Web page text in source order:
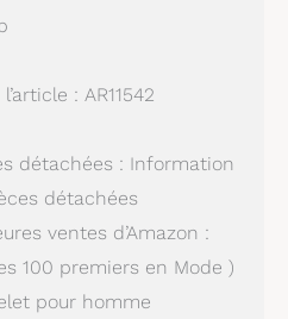
: AR11542
détachées : Information
détachées
ventes d’Amazon :
100 premiers en Mode )
pour homme